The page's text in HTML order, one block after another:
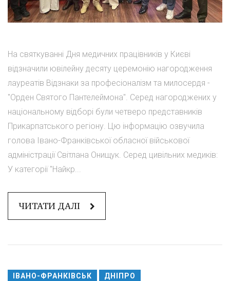
На святкуванні Дня медичних працівників у Києві
відзначили ювілейну десяту церемонію нагородження
лауреатів Відзнаки за професіоналізм та милосердя -
"Орден Святого Пантелеймона". Серед нагороджених у
національному відборі були четверо представників
Прикарпатського регіону. Цю інформацію озвучила
голова Івано-Франківської обласної військової
адміністрації Світлана Онищук. Серед цивільних медиків:
У категорії "Найкр...
ЧИТАТИ ДАЛІ
ІВАНО-ФРАНКІВСЬК ДНІПРО